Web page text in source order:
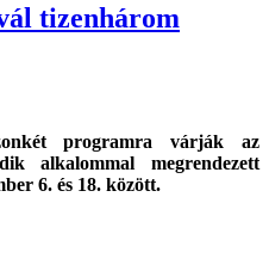
tizenhárom
programra várják az
alkalommal megrendezett
6. és 18. között.